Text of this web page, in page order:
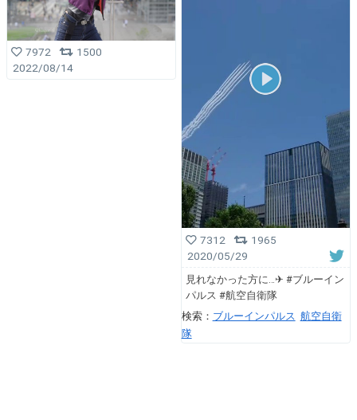
7972
1500
2022/08/14
7312
1965
2020/05/29
見れなかった方に…✈︎ #ブルーイン
パルス #航空自衛隊
検索： ブルーインパルス 航空自衛
隊